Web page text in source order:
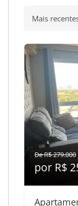
Ordenar por
De R$ 279.000
por R$